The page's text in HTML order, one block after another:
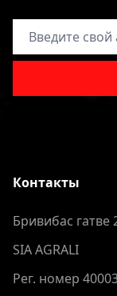
Адрес
Контакты
Бривибас гатве
SIA AGRALI
Рег. номер